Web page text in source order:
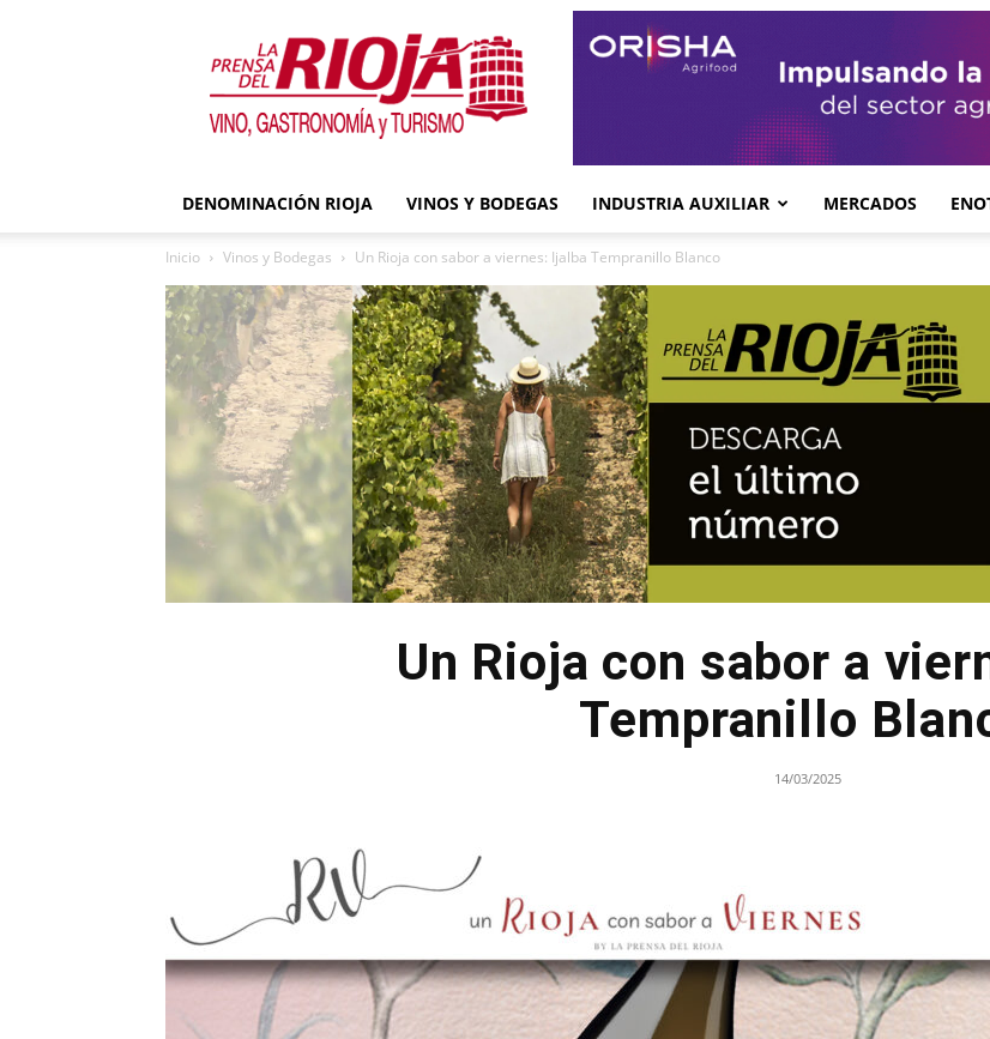
La
Prensa
del
Rioja
DENOMINACIÓN RIOJA VINOS Y BODEGAS INDUSTRIA AUXILIAR MERCADOS
Inicio Vinos y Bodegas Un Rioja con sabor a viernes: Ijalba Tempranillo Blanco
Un Rioja con sabor a
Tempranillo
14/03/2025